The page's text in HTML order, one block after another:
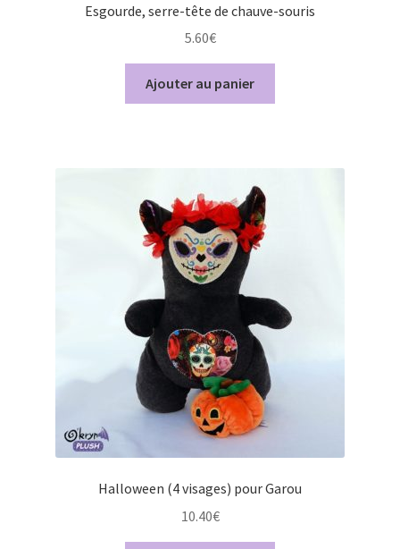
Esgourde, serre-tête de chauve-souris
5.60€
Ajouter au panier
Halloween (4 visages) pour Garou
10.40€